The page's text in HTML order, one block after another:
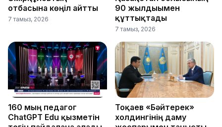
отбасына көңіл айтты
7 тамыз, 2026
90 жылдығымен
құттықтады
7 тамыз, 2026
160 мың педагог
ChatGPT Edu қызметін
Тоқаев «Бәйтерек»
холдингінің даму